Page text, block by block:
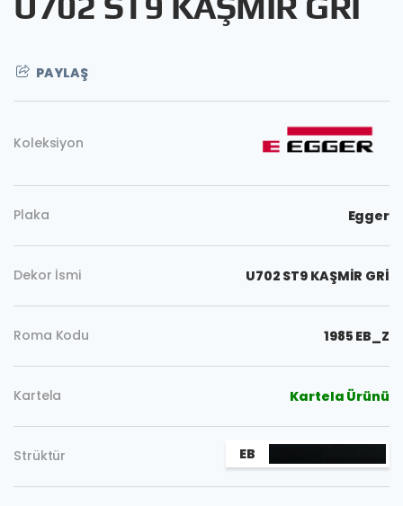
PAYLAŞ
Koleksiyon
Plaka Egger
Dekor İsmi U702 ST9 KAŞMİR GRİ
Roma Kodu 1985 EB_Z
Kartela Kartela Ürünü
Strüktür EB